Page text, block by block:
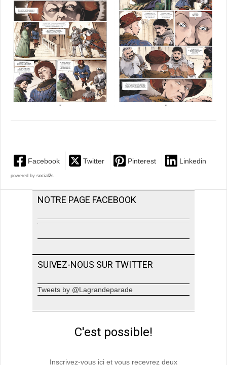
Facebook Twitter Pinterest Linkedin
powered by social2s
NOTRE PAGE FACEBOOK
SUIVEZ-NOUS SUR TWITTER
Tweets by @Lagrandeparade
C'est possible!
Inscrivez-vous ici et vous recevrez deux